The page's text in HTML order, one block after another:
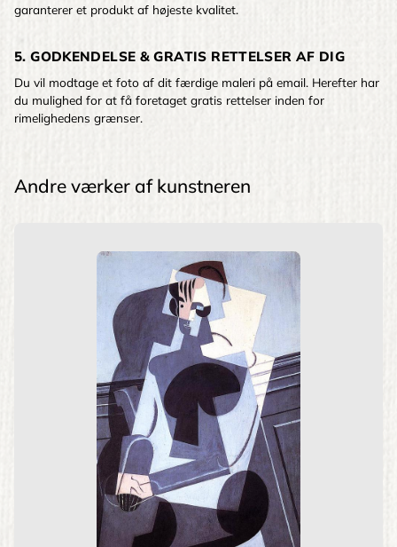
garanterer et produkt af højeste kvalitet.
5. GODKENDELSE & GRATIS RETTELSER AF DIG
Du vil modtage et foto af dit færdige maleri på email. Herefter har
du mulighed for at få foretaget gratis rettelser inden for
rimelighedens grænser.
Andre værker af kunstneren